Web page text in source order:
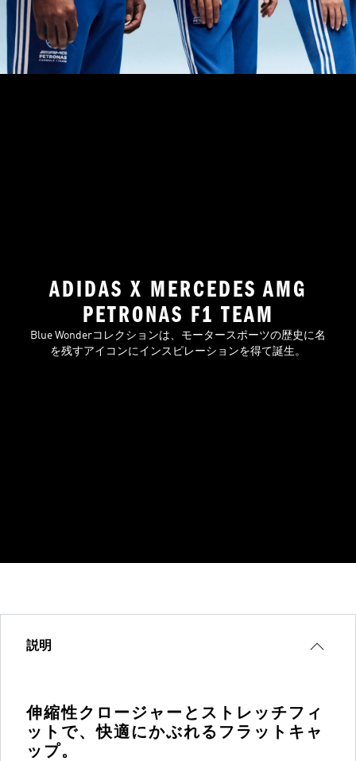
ADIDAS X MERCEDES AMG
PETRONAS F1 TEAM
Blue Wonderコレクションは、モータースポーツの歴史に名
を残すアイコンにインスピレーションを得て誕生。
説明
伸縮性クロージャーとストレッチフィ
ットで、快適にかぶれるフラットキャ
ップ。